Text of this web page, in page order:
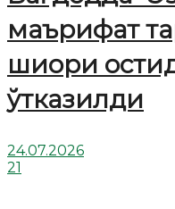
маърифат
шиори
ўтказилди
24.07.2026
21